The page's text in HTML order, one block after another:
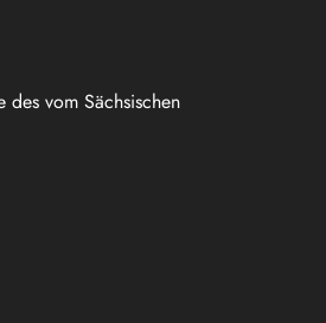
vom Sächsischen